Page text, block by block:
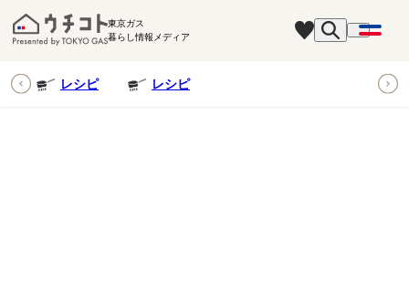
東京ガス
暮らし情報メディア
レシピ レシピ